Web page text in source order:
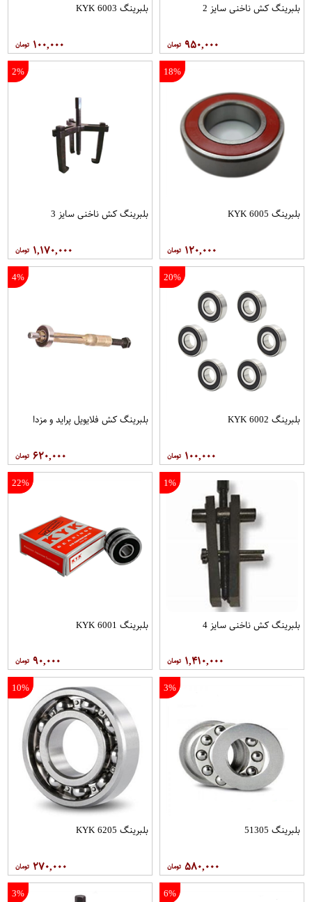
بلبرینگ کش ناخنی سایز 2
۹۵۰,۰۰۰
بلبرینگ 6003 KYK
۱۰۰,۰۰۰
18%
بلبرینگ 6005 KYK
۱۲۰,۰۰۰
2%
بلبرینگ کش ناخنی سایز 3
۱,۱۷۰,۰۰۰
20%
بلبرینگ 6002 KYK
۱۰۰,۰۰۰
4%
بلبرینگ کش فلایویل پراید و مزدا
۶۲۰,۰۰۰
1%
بلبرینگ کش ناخنی سایز 4
۱,۴۱۰,۰۰۰
22%
بلبرینگ 6001 KYK
۹۰,۰۰۰
3%
بلبرینگ 51305
۵۸۰,۰۰۰
10%
بلبرینگ 6205 KYK
۲۷۰,۰۰۰
6%
3%